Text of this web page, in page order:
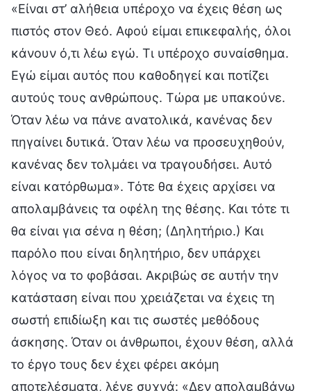
«Είναι στ’ αλήθεια υπέροχο να έχεις θέση ως
πιστός στον Θεό. Αφού είμαι επικεφαλής, όλοι
κάνουν ό,τι λέω εγώ. Τι υπέροχο συναίσθημα.
Εγώ είμαι αυτός που καθοδηγεί και ποτίζει
αυτούς τους ανθρώπους. Τώρα με υπακούνε.
Όταν λέω να πάνε ανατολικά, κανένας δεν
πηγαίνει δυτικά. Όταν λέω να προσευχηθούν,
κανένας δεν τολμάει να τραγουδήσει. Αυτό
είναι κατόρθωμα». Τότε θα έχεις αρχίσει να
απολαμβάνεις τα οφέλη της θέσης. Και τότε τι
θα είναι για σένα η θέση; (Δηλητήριο.) Και
παρόλο που είναι δηλητήριο, δεν υπάρχει
λόγος να το φοβάσαι. Ακριβώς σε αυτήν την
κατάσταση είναι που χρειάζεται να έχεις τη
σωστή επιδίωξη και τις σωστές μεθόδους
άσκησης. Όταν οι άνθρωποι, έχουν θέση, αλλά
το έργο τους δεν έχει φέρει ακόμη
αποτελέσματα, λένε συχνά: «Δεν απολαμβάνω